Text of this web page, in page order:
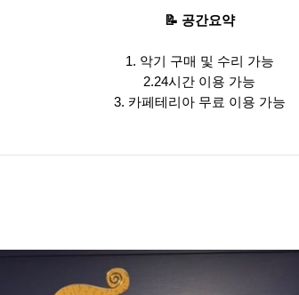
📝 공간요약
1. 악기 구매 및 수리 가능
2.24시간 이용 가능
3. 카페테리아 무료 이용 가능